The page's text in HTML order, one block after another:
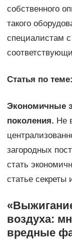
собственного
такого
специалистам
Статья по теме:
Экономичные
поколения. Не
загородных
стать
статье секреты
воздуха:
вредные